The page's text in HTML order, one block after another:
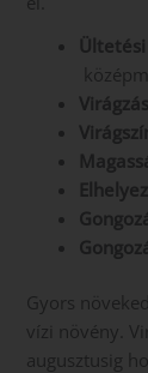
Gyors
vízi növény.
augusztusig